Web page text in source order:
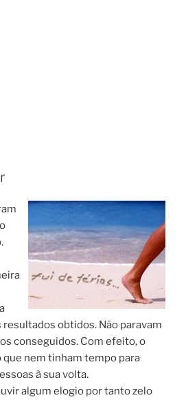
obtidos. Não paravam
conseguidos. Com efeito, o
nem tinham tempo para
à sua volta.
algum elogio por tanto zelo